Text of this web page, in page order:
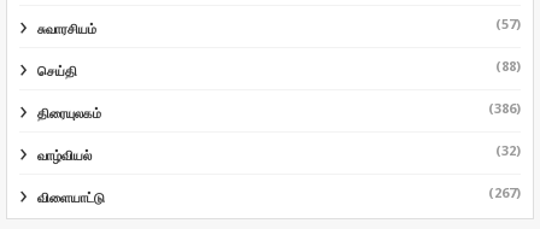
சுவாரசியம் (57)
செய்தி (88)
திரையுலகம் (386)
வாழ்வியல் (32)
விளையாட்டு (267)